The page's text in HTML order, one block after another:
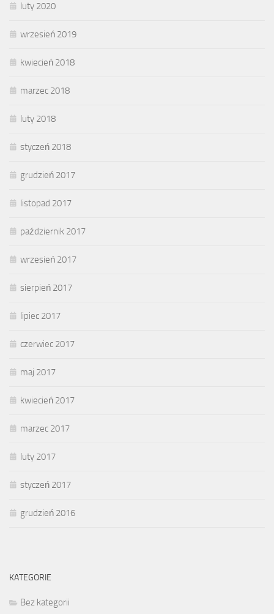
luty 2020
wrzesień 2019
kwiecień 2018
marzec 2018
luty 2018
styczeń 2018
grudzień 2017
listopad 2017
październik 2017
wrzesień 2017
sierpień 2017
lipiec 2017
czerwiec 2017
maj 2017
kwiecień 2017
marzec 2017
luty 2017
styczeń 2017
grudzień 2016
KATEGORIE
Bez kategorii